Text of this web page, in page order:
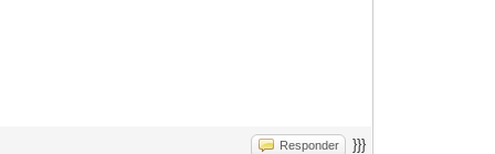
Responder }}}